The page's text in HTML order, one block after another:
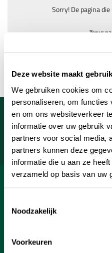
Deze website maakt
We gebruiken cookies om
personaliseren, om functies
en om ons websiteverkeer
informatie over uw gebruik
partners voor social media,
partners kunnen deze
informatie die u aan ze
verzameld op basis van uw
Noodzakelijk
Voorkeuren
Sorry! De pagina
Terug
Meld je aan
Uw e-mailadres
INFORMATIE
KLANTENSERVICE